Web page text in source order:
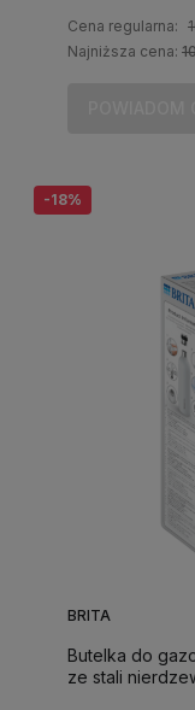
Cena regularna:
Najniższa cena:
BRITA
Butelka do
ze stali
-18%